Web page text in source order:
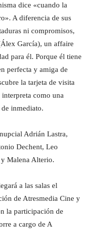
dice «cuando la
A diferencia de sus
ni compromisos,
García), un affaire
para él. Porque él tiene
perfecta y amiga de
la tarjeta de visita
como una
inmediato.
Adrián Lastra,
Dechent, Leo
Malena Alterio.
a las salas el
de Atresmedia Cine y
la participación de
a cargo de A